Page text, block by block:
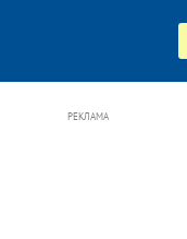
РЕКЛАМА